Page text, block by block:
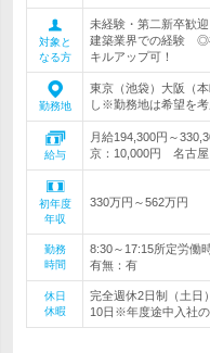
対象と
なる方
未経験・第二新卒歓
建築業界での経験 ◎
キルアップ可！
勤務地
東京（池袋）大阪（
し※勤務地は希望を
給与
月給194,300円～
京：10,000円 名古
初年度
年収
330万円～562万円
勤務
時間
8:30～17:15所定労働
有無：有
休日
休暇
完全週休2日制（土日
10日※年度途中入社